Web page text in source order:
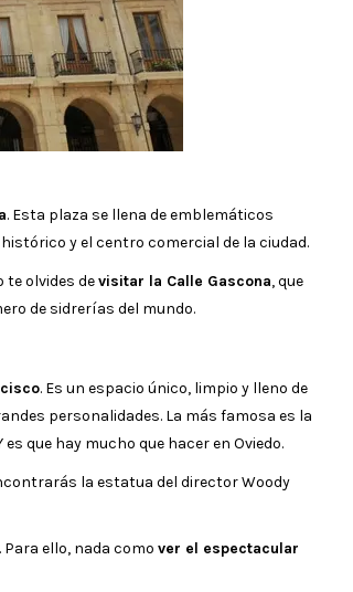
. Esta plaza se llena de emblemáticos
y el centro comercial de la ciudad.
te olvides devisitar la Calle Gascona, que
de sidrerías del mundo.
. Es un espacio único, limpio y lleno de
personalidades. La más famosa es la
que hay mucho que hacer en Oviedo.
la estatua del director Woody
ello, nada como ver el espectacular